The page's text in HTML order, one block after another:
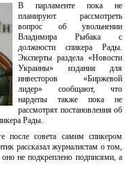
В парламенте пока не
планируют рассмотреть
вопрос об увольнении
Владимира Рыбака с
должности спикера Рады.
Эксперты раздела «Новости
Украины» издания для
инвесторов «Биржевой
лидер» сообщают, что
нардепы также пока не
рассмотрят постановления об
Рады.
после совета самим спикером
рассказал журналистам о том,
не подкреплено подписями, а